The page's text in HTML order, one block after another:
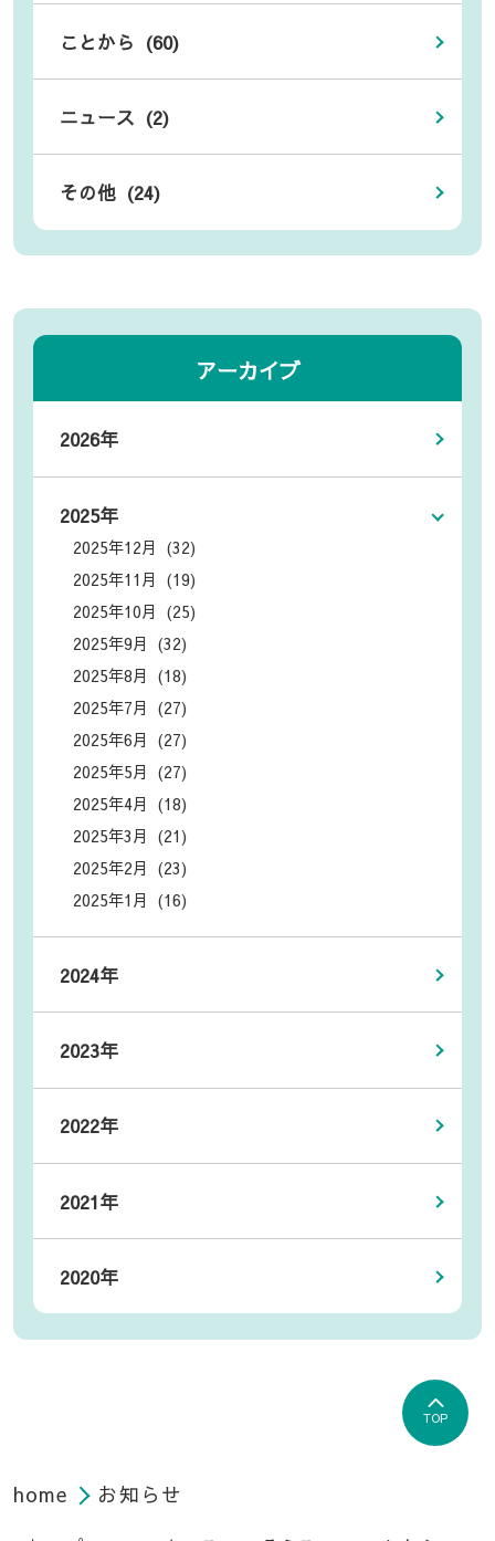
ことから (60)
ニュース (2)
その他 (24)
アーカイブ
2026年
2025年
2025年12月 (32)
2025年11月 (19)
2025年10月 (25)
2025年9月 (32)
2025年8月 (18)
2025年7月 (27)
2025年6月 (27)
2025年5月 (27)
2025年4月 (18)
2025年3月 (21)
2025年2月 (23)
2025年1月 (16)
2024年
2023年
2022年
2021年
2020年
TOP
home お知らせ